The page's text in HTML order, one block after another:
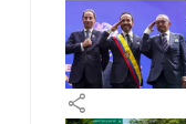
share